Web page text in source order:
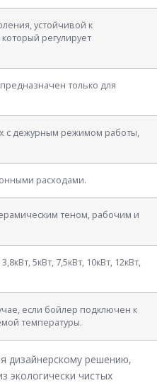
устойчивой к
регулирует
только для
с дежурным режимом работы,
расходами.
теном, рабочим и
5кВт, 7,5кВт, 10кВт, 12кВт,
если бойлер подключен к
температуры.
дизайнерскому решению,
экологически чистых